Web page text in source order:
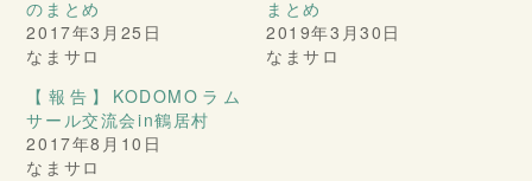
のまとめ
2017年3月25日
なまサロ
まとめ
2019年3月30日
なまサロ
【報告】KODOMOラム
サール交流会in鶴居村
2017年8月10日
なまサロ